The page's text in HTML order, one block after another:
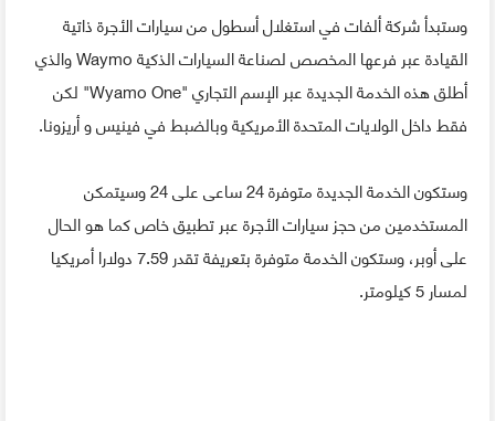
وستبدأ شركة ألفات في استغلال أسطول من سيارات الأجرة ذاتية
القيادة عبر فرعها المخصص لصناعة السيارات الذكية Waymo والذي
أطلق هذه الخدمة الجديدة عبر الإسم التجاري "Wyamo One" لكن
فقط داخل الولايات المتحدة الأمريكية وبالضبط في فينيس و أريزونا.
وستكون الخدمة الجديدة متوفرة 24 ساعى على 24 وسيتمكن
المستخدمين من حجز سيارات الأجرة عبر تطبيق خاص كما هو الحال
على أوبر، وستكون الخدمة متوفرة بتعريفة تقدر 7.59 دولارا أمريكيا
لمسار 5 كيلومتر.